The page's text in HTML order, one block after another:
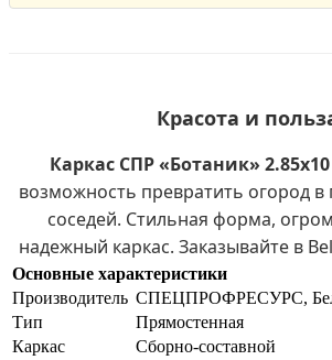
Красота и
Каркас СПР «Ботаник»
возможность превратить огород в
соседей. Стильная форма,
надежный каркас. Заказывайте в
Основные характеристики
Производитель СПЕЦПРОФРЕСУРС,
Тип
Прямостенная
Каркас
Сборно-составной